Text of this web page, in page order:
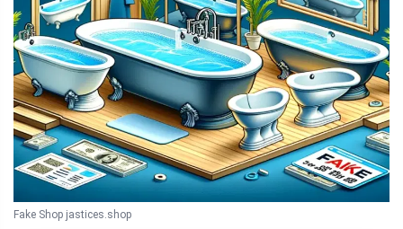
Fake Shop jastices.shop